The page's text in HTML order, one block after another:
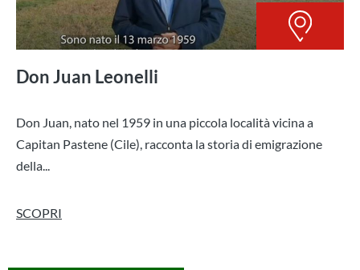
Don Juan Leonelli
Don Juan, nato nel 1959 in una piccola località vicina a
Capitan Pastene (Cile), racconta la storia di emigrazione
della...
SCOPRI